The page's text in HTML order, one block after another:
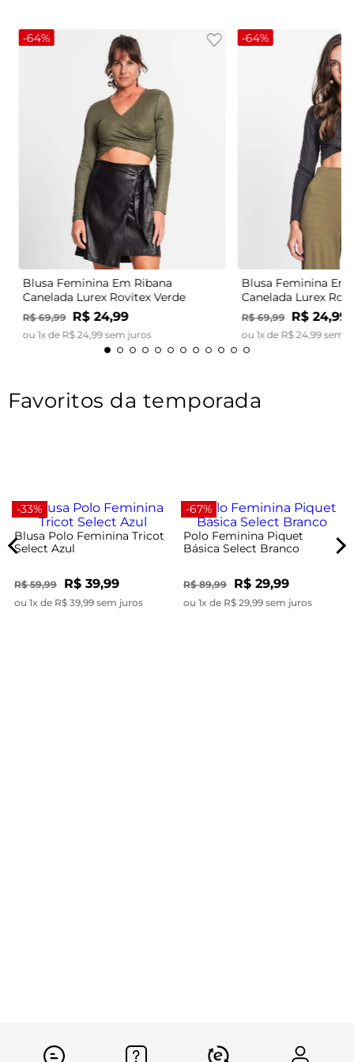
-64%
Blusa Feminina Em Ribana
Canelada Lurex Rovitex Verde
R$ 69,99 R$ 24,99
ou 1x de R$ 24,99sem juros
-64%
Blusa Feminina Em
Canelada Lurex
R$ 69,99 R$ 24,99
ou 1x de R$ 24,99sem
Favoritos da temporada
-33%
Blusa Polo Feminina Tricot
Select Azul
R$ 59,99 R$ 39,99
ou 1x de R$ 39,99 sem juros
-67%
Polo Feminina Piquet
Básica Select Branco
R$ 89,99 R$ 29,99
ou 1x de R$ 29,99 sem juros